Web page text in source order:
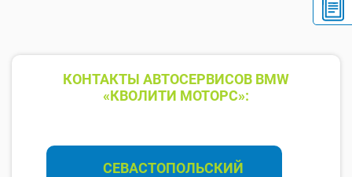
КОНТАКТЫ АВТОСЕРВИСОВ BMW
«КВОЛИТИ МОТОРС»:
СЕВАСТОПОЛЬСКИЙ